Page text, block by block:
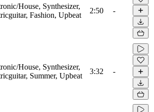
House, Synthesizer,
Fashion, Upbeat
2:50 -
House, Synthesizer,
Summer, Upbeat
3:32 -